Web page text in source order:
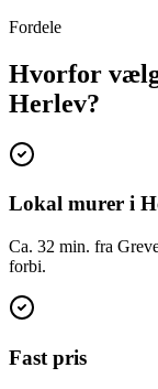
Fordele
Hvorfor
Herlev?
Lokal murer i
Ca. 32 min. fra
forbi.
Fast pris